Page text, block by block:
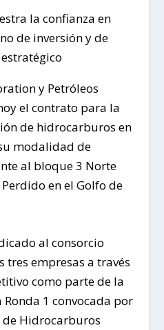
la confianza en
de inversión y de
y Petróleos
el contrato para la
de hidrocarburos en
modalidad de
al bloque 3 Norte
en el Golfo de
al consorcio
tres empresas a través
como parte de la
1 convocada por
Hidrocarburos